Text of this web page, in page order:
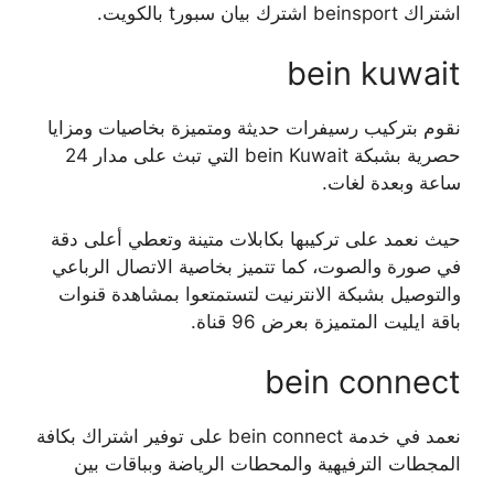
اشتراك beinsport اشترك بيان سبورt بالكويت.
bein kuwait
نقوم بتركيب رسيفرات حديثة ومتميزة بخاصيات ومزايا
حصرية بشبكة bein Kuwait التي تبث على مدار 24
ساعة وبعدة لغات.
حيث نعمد على تركيبها بكابلات متينة وتعطي أعلى دقة
في صورة والصوت، كما تتميز بخاصية الاتصال الرباعي
والتوصيل بشبكة الانترنيت لتستمتعوا بمشاهدة قنوات
باقة ايليت المتميزة بعرض 96 قناة.
bein connect
نعمد في خدمة bein connect على توفير اشتراك بكافة
المجطات الترفيهية والمحطات الرياضة وبباقات بين